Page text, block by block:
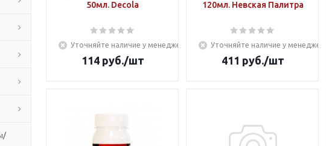
50мл. Decola
Уточняйте наличие у менеджера
114руб./шт
120мл. Невская Палитра
Уточняйте наличие у менеджера
411 руб./шт